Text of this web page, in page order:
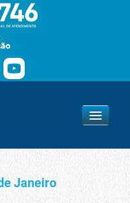
Janeiro